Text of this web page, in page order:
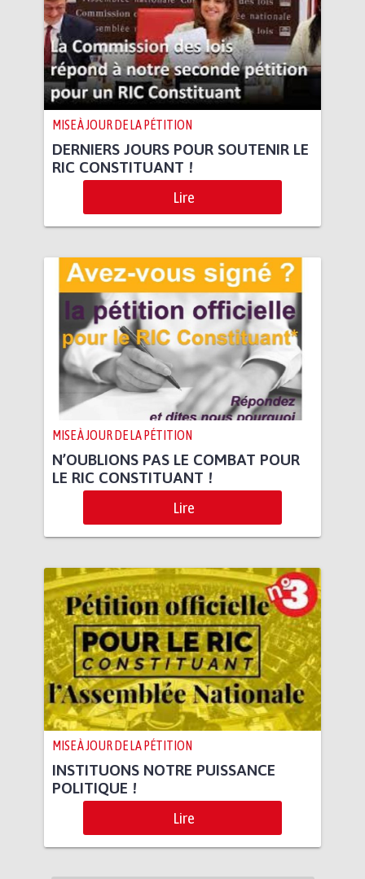
MISE À JOUR DE LA PÉTITION
DERNIERS JOURS POUR SOUTENIR LE
RIC CONSTITUANT !
Lire
MISE À JOUR DE LA PÉTITION
N’OUBLIONS PAS LE COMBAT POUR
LE RIC CONSTITUANT !
Lire
MISE À JOUR DE LA PÉTITION
INSTITUONS NOTRE PUISSANCE
POLITIQUE !
Lire